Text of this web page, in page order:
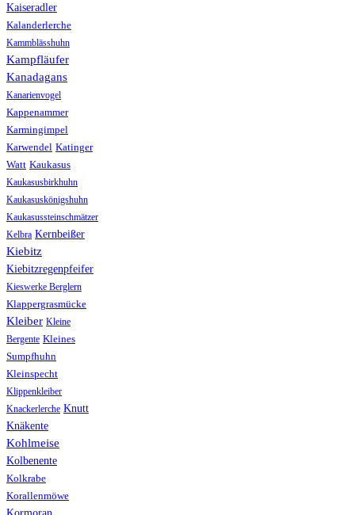
Kaiseradler
Kalanderlerche
Kammblässhuhn
Kampfläufer
Kanadagans
Kanarienvogel
Kappenammer
Karmingimpel
Karwendel Katinger
Watt Kaukasus
Kaukasusbirkhuhn
Kaukasuskönigshuhn
Kaukasussteinschmätzer
Kelbra Kernbeißer
Kiebitz
Kiebitzregenpfeifer
Kieswerke Berglern
Klappergrasmücke
Kleiber Kleine
Bergente Kleines
Sumpfhuhn
Kleinspecht
Klippenkleiber
Knackerlerche Knutt
Knäkente
Kohlmeise
Kolbenente
Kolkrabe
Korallenmöwe